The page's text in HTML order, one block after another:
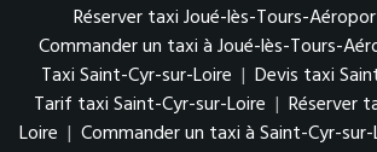
Réserver taxi Joué-lès-Tours-
Commander un taxi à Joué-lès-Tours-
Taxi Saint-Cyr-sur-Loire | Devis taxi
Tarif taxi Saint-Cyr-sur-Loire | Réserver
Loire | Commander un taxi à Saint-Cyr-sur-